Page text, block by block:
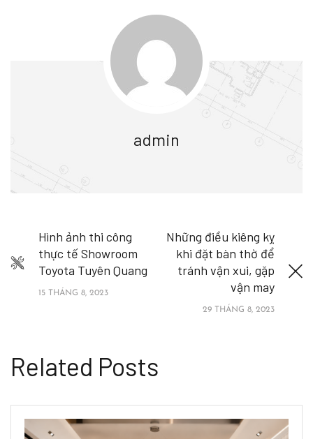
admin
Hình ảnh thi công
thực tế Showroom
Toyota Tuyên Quang
15 THÁNG 8, 2023
Những điều kiêng kỵ
khi đặt bàn thờ để
tránh vận xui, gặp
vận may
29 THÁNG 8, 2023
Related Posts